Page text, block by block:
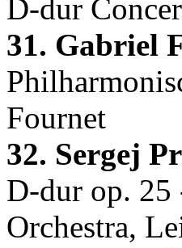
D-dur
31. Gabriel
Fournet
32. Sergej
D-dur op. 25
Orchestra,